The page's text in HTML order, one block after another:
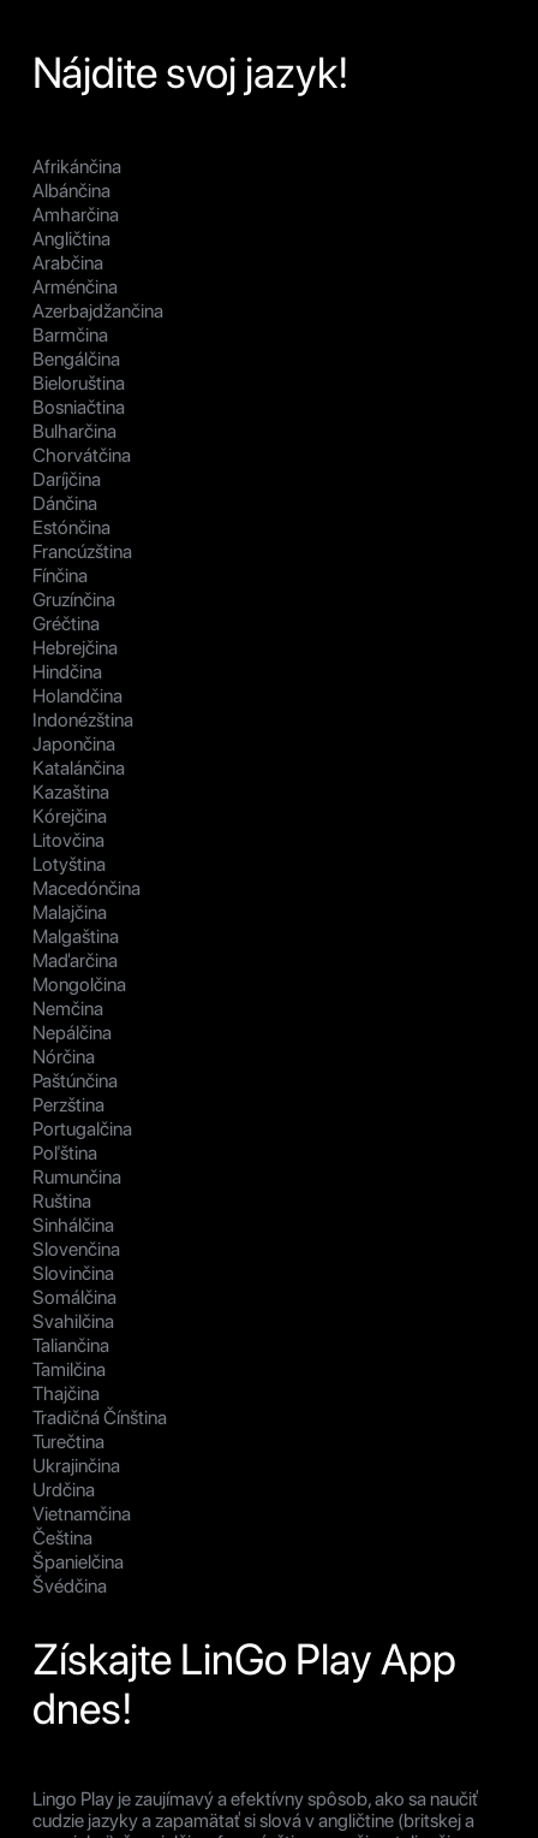
Nájdite svoj jazyk!
Afrikánčina
Albánčina
Amharčina
Angličtina
Arabčina
Arménčina
Azerbajdžančina
Barmčina
Bengálčina
Bieloruština
Bosniačtina
Bulharčina
Chorvátčina
Daríjčina
Dánčina
Estónčina
Francúzština
Fínčina
Gruzínčina
Gréčtina
Hebrejčina
Hindčina
Holandčina
Indonézština
Japončina
Katalánčina
Kazaština
Kórejčina
Litovčina
Lotyština
Macedónčina
Malajčina
Malgaština
Maďarčina
Mongolčina
Nemčina
Nepálčina
Nórčina
Paštúnčina
Perzština
Portugalčina
Poľština
Rumunčina
Ruština
Sinhálčina
Slovenčina
Slovinčina
Somálčina
Svahilčina
Taliančina
Tamilčina
Thajčina
Tradičná Čínština
Turečtina
Ukrajinčina
Urdčina
Vietnamčina
Čeština
Španielčina
Švédčina
Získajte LinGo Play App
dnes!
Lingo Play je zaujímavý a efektívny spôsob, ako sa naučiť
cudzie jazyky a zapamätať si slová v angličtine (britskej a